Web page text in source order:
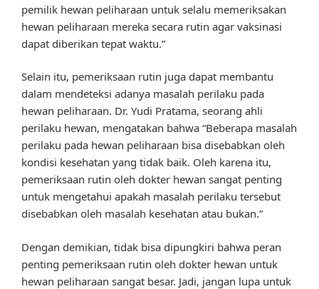
pemilik hewan peliharaan untuk selalu memeriksakan
hewan peliharaan mereka secara rutin agar vaksinasi
dapat diberikan tepat waktu.”
Selain itu, pemeriksaan rutin juga dapat membantu
dalam mendeteksi adanya masalah perilaku pada
hewan peliharaan. Dr. Yudi Pratama, seorang ahli
perilaku hewan, mengatakan bahwa “Beberapa masalah
perilaku pada hewan peliharaan bisa disebabkan oleh
kondisi kesehatan yang tidak baik. Oleh karena itu,
pemeriksaan rutin oleh dokter hewan sangat penting
untuk mengetahui apakah masalah perilaku tersebut
disebabkan oleh masalah kesehatan atau bukan.”
Dengan demikian, tidak bisa dipungkiri bahwa peran
penting pemeriksaan rutin oleh dokter hewan untuk
hewan peliharaan sangat besar. Jadi, jangan lupa untuk